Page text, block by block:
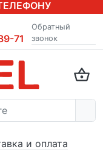
71
Обратный
звонок
и оплата